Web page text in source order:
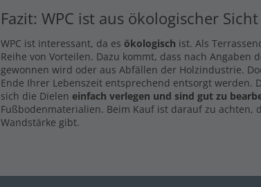
Fazit: WPC ist aus ökologischer
WPC ist interessant, da es ökologisch ist. Als
Reihe von Vorteilen. Dazu kommt, dass nach Angaben
gewonnen wird oder aus Abfällen der Holzindustrie.
Ende Ihrer Lebenszeit entsprechend entsorgt werden.
sich die Dielen einfach verlegen und sind gut zu
Fußbodenmaterialien. Beim Kauf ist darauf zu
Wandstärke gibt.